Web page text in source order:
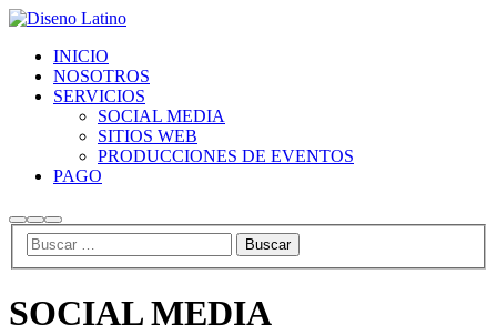
INICIO
NOSOTROS
SERVICIOS
SOCIAL MEDIA
SITIOS WEB
PRODUCCIONES DE EVENTOS
PAGO
Buscar
Más
información
Menú
principal
SOCIAL MEDIA